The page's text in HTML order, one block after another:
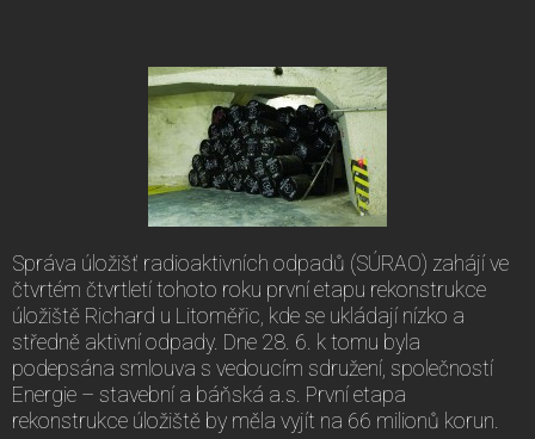
Správa úložišť radioaktivních odpadů (SÚRAO) zahájí ve
čtvrtém čtvrtletí tohoto roku první etapu rekonstrukce
úložiště Richard u Litoměřic, kde se ukládají nízko a
středně aktivní odpady. Dne 28. 6. k tomu byla
podepsána smlouva s vedoucím sdružení, společností
Energie – stavební a báňská a.s. První etapa
rekonstrukce úložiště by měla vyjít na 66 milionů korun.